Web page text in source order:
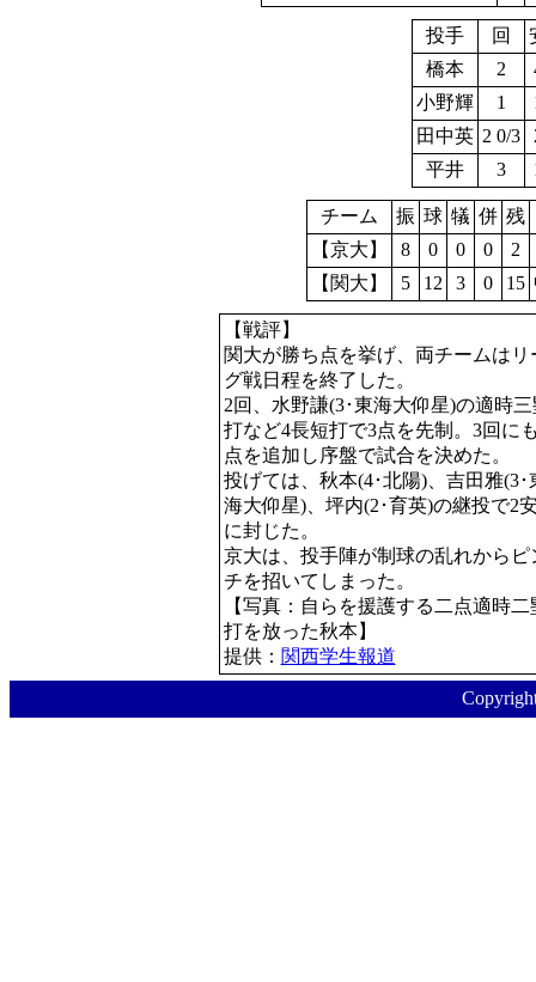
投手 回
橋本
2
小野輝
1
田中英 2 0/3
平井
3
チーム 振 球 犠 併 残
【京大】
8 0 0 0
2
【関大】
5 12 3 0 15
【戦評】
関大が勝ち点を挙げ、両チームはリ
グ戦日程を終了した。
2回、水野謙(3･東海大仰星)の適時三
打など4長短打で3点を先制。3回に
点を追加し序盤で試合を決めた。
投げては、秋本(4･北陽)、吉田雅(3･
海大仰星)、坪内(2･育英)の継投で2
に封じた。
京大は、投手陣が制球の乱れからピ
チを招いてしまった。
【写真：自らを援護する二点適時二
打を放った秋本】
提供： 関西学生報道